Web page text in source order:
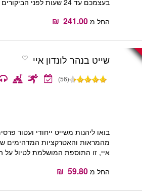
בעצמכם עד 24 שעות לפני הביקורים שלכם.
החל מ ‏241.00 ‏ ₪
שייט בנהר לונדון איי
(56)
בואו ליהנות משייט ייחודי ועטור
מהמראות והאטרקציות המדהימים
איי, זו התוספת המושלמת לטיול על
החל מ ‏59.80 ‏ ₪